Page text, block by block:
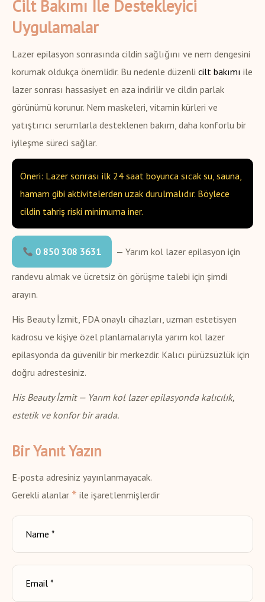
Cilt Bakımı Ile Destekleyici
Uygulamalar
Lazer epilasyon sonrasında cildin sağlığını ve nem dengesini
korumak oldukça önemlidir. Bu nedenle düzenli cilt bakımı ile
lazer sonrası hassasiyet en aza indirilir ve cildin parlak
görünümü korunur. Nem maskeleri, vitamin kürleri ve
yatıştırıcı serumlarla desteklenen bakım, daha konforlu bir
iyileşme süreci sağlar.
Öneri: Lazer sonrası ilk 24 saat boyunca sıcak su, sauna,
hamam gibi aktivitelerden uzak durulmalıdır. Böylece
cildin tahriş riski minimuma iner.
0 850 308 3631 — Yarım kol lazer epilasyon için
randevu almak ve ücretsiz ön görüşme talebi için şimdi
arayın.
His Beauty İzmit, FDA onaylı cihazları, uzman estetisyen
kadrosu ve kişiye özel planlamalarıyla yarım kol lazer
epilasyonda da güvenilir bir merkezdir. Kalıcı pürüzsüzlük için
doğru adrestesiniz.
His Beauty İzmit — Yarım kol lazer epilasyonda kalıcılık,
estetik ve konfor bir arada.
Bir Yanıt Yazın
E-posta adresiniz yayınlanmayacak.
Gerekli alanlar * ile işaretlenmişlerdir